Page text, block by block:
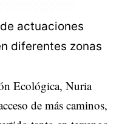
actuaciones
diferentes zonas
Ecológica, Nuria
de más caminos,